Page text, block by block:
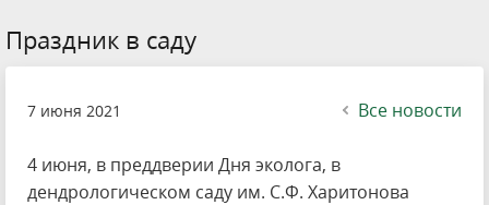
Праздник в саду
7 июня 2021 Все новости
4 июня, в преддверии Дня эколога, в
дендрологическом саду им. С.Ф. Харитонова